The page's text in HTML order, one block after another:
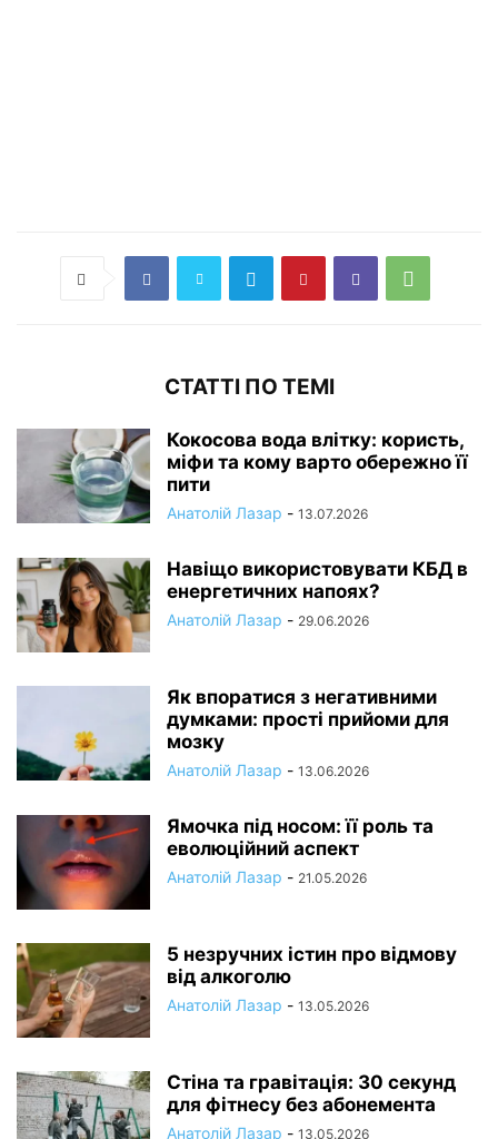
СТАТТІ ПО ТЕМІ
Кокосова вода влітку: користь,
міфи та кому варто обережно її
пити
Анатолій Лазар - 13.07.2026
Навіщо використовувати КБД в
енергетичних напоях?
Анатолій Лазар - 29.06.2026
Як впоратися з негативними
думками: прості прийоми для
мозку
Анатолій Лазар - 13.06.2026
Ямочка під носом: її роль та
еволюційний аспект
Анатолій Лазар - 21.05.2026
5 незручних істин про відмову
від алкоголю
Анатолій Лазар - 13.05.2026
Стіна та гравітація: 30 секунд
для фітнесу без абонемента
Анатолій Лазар - 13.05.2026